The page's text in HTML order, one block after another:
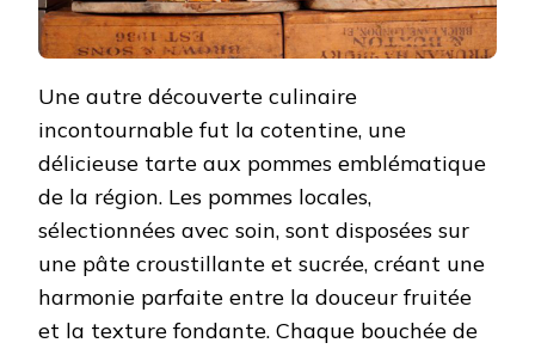
Une autre découverte culinaire
incontournable fut la cotentine, une
délicieuse tarte aux pommes emblématique
de la région. Les pommes locales,
sélectionnées avec soin, sont disposées sur
une pâte croustillante et sucrée, créant une
harmonie parfaite entre la douceur fruitée
et la texture fondante. Chaque bouchée de